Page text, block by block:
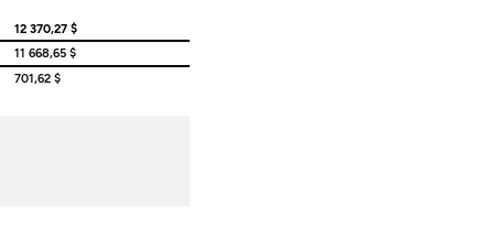
12 370,27 $
11 668,65 $
701,62 $